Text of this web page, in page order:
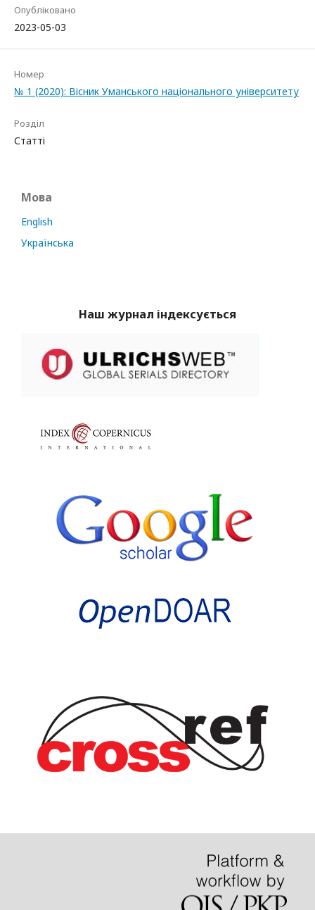
Опубліковано
2023-05-03
Номер
№ 1 (2020): Вісник Уманського національного університету
Розділ
Статті
Мова
English
Українська
Наш журнал індексується